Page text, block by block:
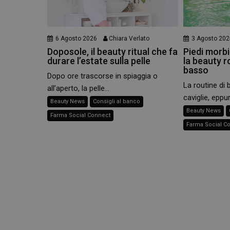
6 Agosto 2026 Chiara Verlato
Doposole, il beauty ritual che fa
durare l’estate sulla pelle
Dopo ore trascorse in spiaggia o
all’aperto, la pelle...
Beauty News Consigli al banco
Farma Social Connect
3 Agosto
Piedi
la beauty
basso
La routine di
caviglie,
Beauty News
Farma Social
NOME
_ga